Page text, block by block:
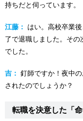
持ちだと伺っています。
江藤： はい。高校卒業
了で退職しました。そ
でした。
吉： 釘師ですか！夜中
されたのでしょうか？
転職を決意した「命